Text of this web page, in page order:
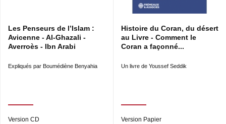
Les Penseurs de l’Islam :
Avicenne - Al-Ghazali -
Averroès - Ibn Arabi
Expliqués par Boumédiène Benyahia
Version CD
Histoire du Coran, du désert
au Livre - Comment le
Coran a façonné...
Un livre de Youssef Seddik
Version Papier